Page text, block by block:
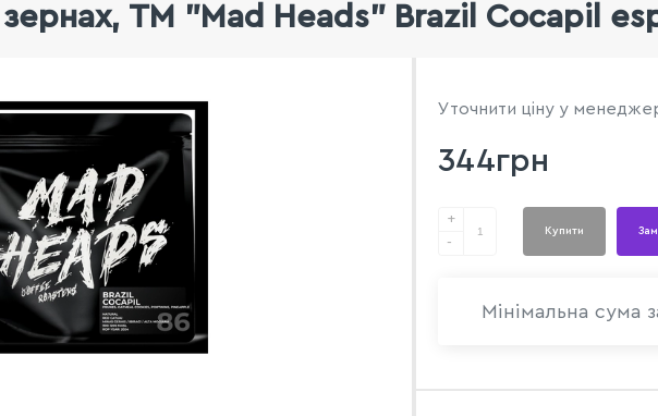
зернах, ТМ "Mad Heads" Brazil Cocapil
Уточнити ціну у
344грн
+
-
Купити
Мінімальна сума